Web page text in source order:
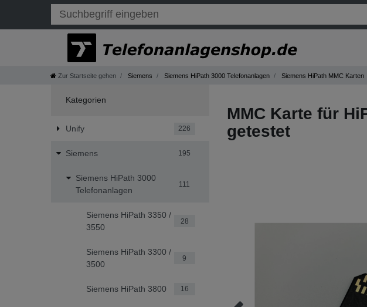
Zur Startseite gehen Siemens Siemens HiPath 3000 Telefonanlagen Siemens HiPath MMC Karten
Kategorien
Unify 226
Siemens 195
Siemens HiPath 3000
Telefonanlagen
111
Siemens HiPath 3350 /
3550
28
Siemens HiPath 3300 /
3500
9
Siemens HiPath 3800 16
MMC Karte für
getestet